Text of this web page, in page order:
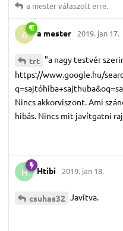
a mesterválaszolt erre.
A a mester 2019. jan 17.
trt "a nagy testvér
https://www.google.hu/
Nincs akkorviszont. Ami
hibás. Nincs mit javítgatni
H Htibi 2019. jan 18.
csuhas32 Javítva.